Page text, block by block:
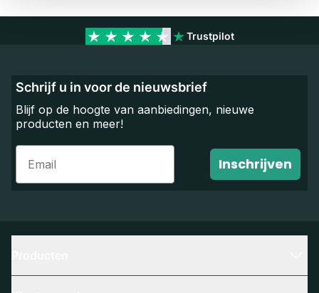
Trustpilot
Schrijf u in voor de nieuwsbrief
Blijf op de hoogte van aanbiedingen, nieuwe
producten en meer!
Email
Inschrijven